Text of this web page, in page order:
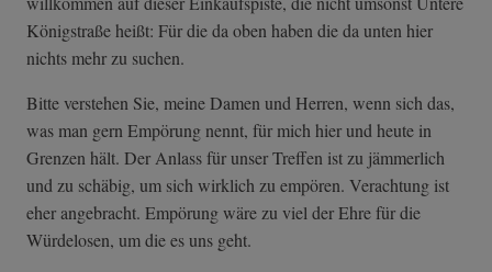
Königstraße heißt: Für die da oben haben die da unten hier
nichts mehr zu suchen.
Bitte verstehen Sie, meine Damen und Herren, wenn sich das,
was man gern Empörung nennt, für mich hier und heute in
Grenzen hält. Der Anlass für unser Treffen ist zu jämmerlich
und zu schäbig, um sich wirklich zu empören. Verachtung ist
eher angebracht. Empörung wäre zu viel der Ehre für die
Würdelosen, um die es uns geht.